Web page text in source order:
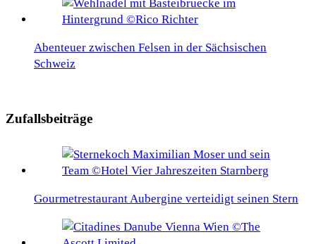
Abenteuer zwischen Felsen in der Sächsischen
Schweiz
Zufallsbeiträge
Gourmetrestaurant Aubergine verteidigt seinen Stern